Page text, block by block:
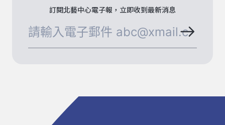
訂閱北藝中心電子報，立即收到最新消息